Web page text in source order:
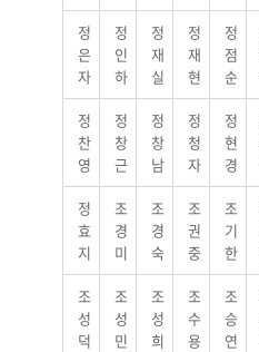
정
은
자
정
인
하
정
재
실
정
재
현
정
점
순
정
찬
영
정
창
근
정
창
남
정
청
자
정
현
경
정
효
지
조
경
미
조
경
숙
조
권
중
조
기
한
조
성
덕
조
성
민
조
성
희
조
수
용
조
승
연